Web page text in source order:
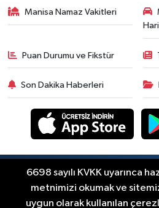
Çocuk Stilini
Koleksiyonlar
kesintisi
18:50Akhisar'da Cumhuriyet
Komagene
Duyurular
15:24Akhisar'da binlerce aboneyi
kesintisi
Akhisar Spor
Manisa Namaz Vakitleri
Puan Durumu ve Fikstür
Son Dakika Haberleri
RSS
Copyright © Akhisar
hakkı
6698 sayılı KVKK uyarınca
metnimizi okumak ve
uygun olarak kullanılan